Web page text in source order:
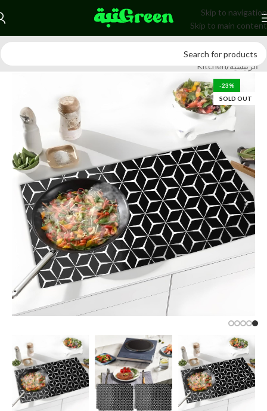
Skip to navigation
Skip to main content
الرئيسية/
Kitchen
-23%
SOLD OUT